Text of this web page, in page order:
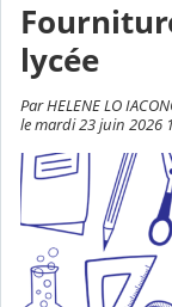
lycée
Par HELENE LO
le mardi 23 juin 2026